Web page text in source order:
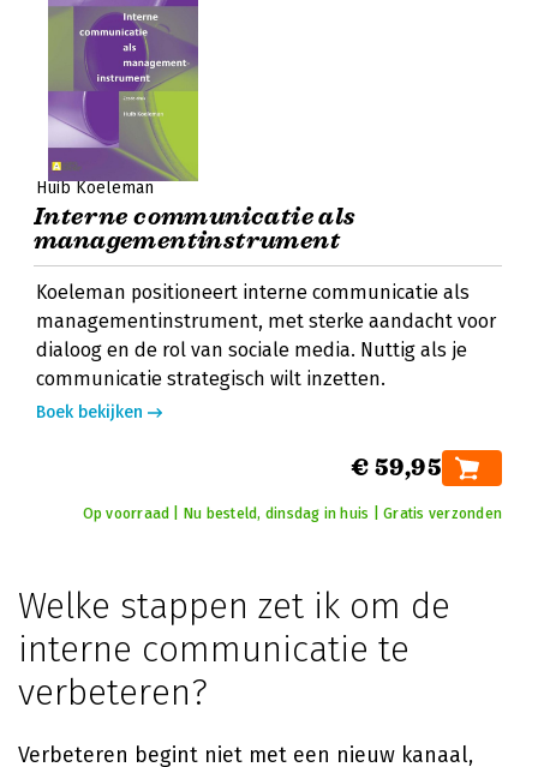
Huib Koeleman
Interne communicatie als
managementinstrument
Koeleman positioneert interne communicatie als
managementinstrument, met sterke aandacht voor
dialoog en de rol van sociale media. Nuttig als je
communicatie strategisch wilt inzetten.
Boek bekijken
€ 59,95
Op voorraad | Nu besteld, dinsdag in huis | Gratis verzonden
Welke stappen zet ik om de
interne communicatie te
verbeteren?
Verbeteren begint niet met een nieuw kanaal,